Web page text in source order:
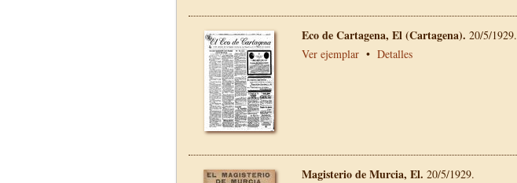
Eco de Cartagena, El (Cartagena). 20/5/1929.
Ver ejemplar • Detalles
Magisterio de Murcia, El. 20/5/1929.